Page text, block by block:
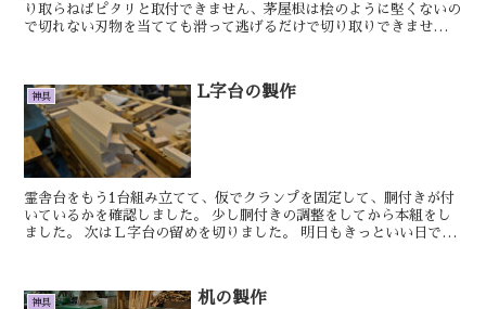
り取らねばピタリと取付できません、茅屋根は桧のように堅くないの
で切れない刃物を当てても滑って逃げるだけで切り取りできませんの
神具 L字台の製作
霊舎台をもう1台組み立てて、仮でクランプを固定して、胴付きが付
いているかを確認しました。 少し胴付きの調整をしてから本組をし
ました。 次はＬ字台の留めを切りました。 明日もきっといい日で
神具 机の製作